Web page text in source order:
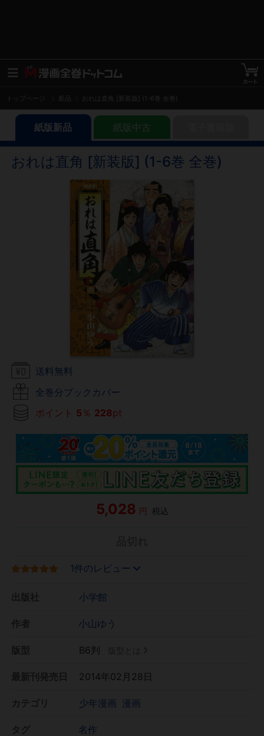
トップページ おれは直角 [新装版] (1-6巻 全巻)
紙版新品 紙版中古
おれは直角 [新装版] (1-6巻 全巻)
送料無料
全巻分ブックカバー
ポイント 5 ％ 228pt
5,028 円 税込
1件のレビュー
小学館
小山ゆう
B6判
2014年02月28日
少年漫画 漫画
名作